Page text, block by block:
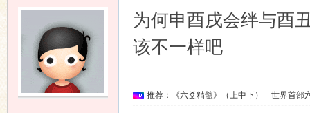
为何申酉戌会绊与酉
该不一样吧
推荐：《六爻精髓》（上中下）—世界首部